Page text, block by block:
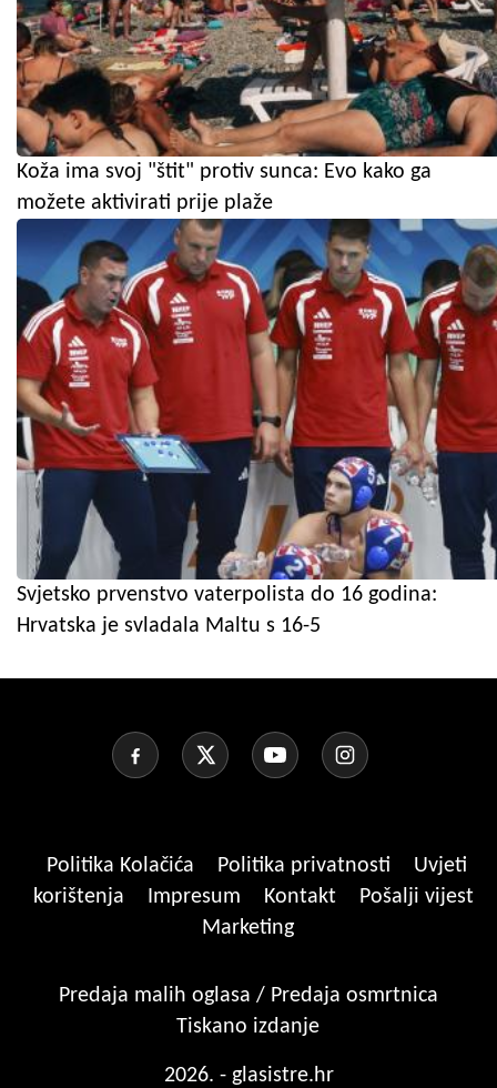
Koža ima svoj "štit" protiv sunca: Evo kako ga
možete aktivirati prije plaže
Svjetsko prvenstvo vaterpolista do 16 godina:
Hrvatska je svladala Maltu s 16-5
Politika Kolačića Politika privatnosti
Uvjeti
korištenja
Impresum Kontakt
Pošalji vijest
Marketing
Predaja malih oglasa / Predaja osmrtnica
Tiskano izdanje
2026. - glasistre.hr